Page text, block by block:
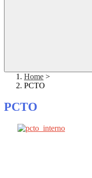
Home >
PCTO
PCTO